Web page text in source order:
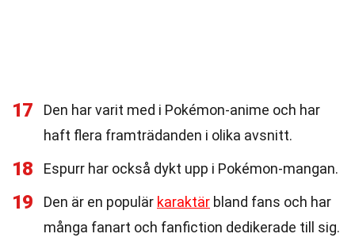
17
Den har varit med i Pokémon-anime och har
haft flera framträdanden i olika avsnitt.
18 Espurr har också dykt upp i Pokémon-mangan.
19 Den är en populär karaktär bland fans och har
många fanart och fanfiction dedikerade till sig.